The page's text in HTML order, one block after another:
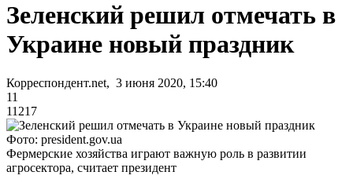
Зеленский решил отмечать в
Украине новый праздник
Корреспондент.net, 3 июня 2020, 15:40
11
11217
Фото: president.gov.ua
Фермерские хозяйства играют важную роль в развитии
агросектора, считает президент